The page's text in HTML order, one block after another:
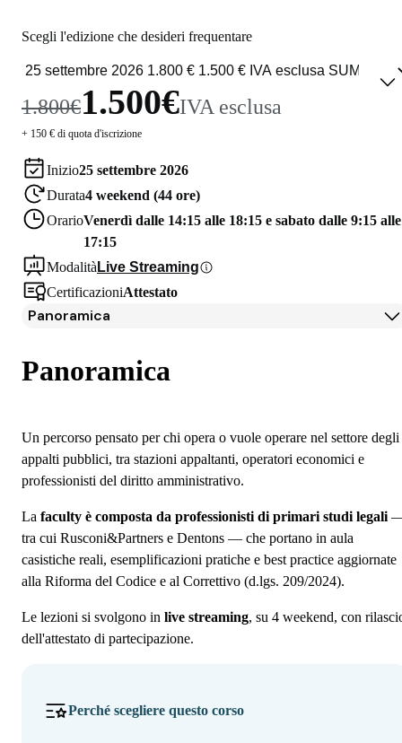
Scegli l'edizione che desideri frequentare
1.800€1.500€IVA esclusa
+ 150 € di quota d'iscrizione
Inizio25 settembre 2026
Durata4 weekend (44 ore)
OrarioVenerdì dalle 14:15 alle 18:15 e sabato dalle 9:15 alle
17:15
Modalità Live Streaming
CertificazioniAttestato
Panoramica
Iscrizione
Panoramica
Un percorso pensato per chi opera o vuole operare nel settore degli
appalti pubblici, tra stazioni appaltanti, operatori economici e
professionisti del diritto amministrativo.
La faculty è composta da professionisti di primari studi legali
tra cui Rusconi&Partners e Dentons — che portano in aula
casistiche reali, esemplificazioni pratiche e best practice aggiornate
alla Riforma del Codice e al Correttivo (d.lgs. 209/2024).
Le lezioni si svolgono in live streaming, su 4 weekend, con
dell'attestato di partecipazione.
Perché scegliere questo corso